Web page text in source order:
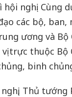
nghị. Cùng
các bộ, ban,
ương và Bộ
trực thuộc Bộ
binh
Thủ tướng